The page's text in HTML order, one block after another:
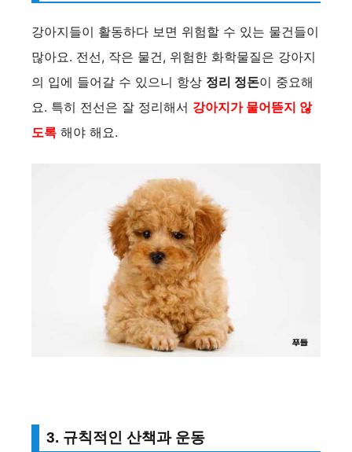
강아지들이 활동하다 보면 위험할 수 있는 물건들이
많아요. 전선, 작은 물건, 위험한 화학물질은 강아지
의 입에 들어갈 수 있으니 항상 정리 정돈이 중요해
요. 특히 전선은 잘 정리해서 강아지가 물어뜯지 않
도록 해야 해요.
3. 규칙적인 산책과 운동